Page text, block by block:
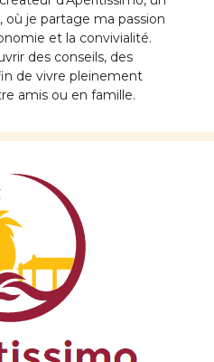
où je partage ma passion
et la convivialité.
des conseils, des
de vivre pleinement
amis ou en famille.